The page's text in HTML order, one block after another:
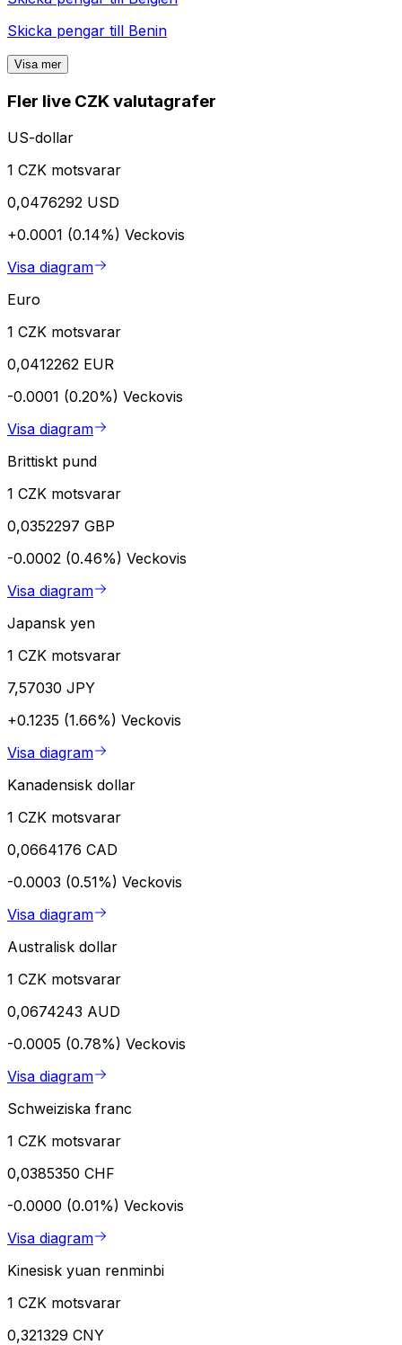
Skicka pengar till Benin
Visa mer
Fler live CZK valutagrafer
US-dollar
1 CZK motsvarar
0,0476292 USD
+0.0001 (0.14%) Veckovis
Visa diagram
Euro
1 CZK motsvarar
0,0412262 EUR
-0.0001 (0.20%) Veckovis
Visa diagram
Brittiskt pund
1 CZK motsvarar
0,0352297 GBP
-0.0002 (0.46%) Veckovis
Visa diagram
Japansk yen
1 CZK motsvarar
7,57030 JPY
+0.1235 (1.66%) Veckovis
Visa diagram
Kanadensisk dollar
1 CZK motsvarar
0,0664176 CAD
-0.0003 (0.51%) Veckovis
Visa diagram
Australisk dollar
1 CZK motsvarar
0,0674243 AUD
-0.0005 (0.78%) Veckovis
Visa diagram
Schweiziska franc
1 CZK motsvarar
0,0385350 CHF
-0.0000 (0.01%) Veckovis
Visa diagram
Kinesisk yuan renminbi
1 CZK motsvarar
0,321329 CNY